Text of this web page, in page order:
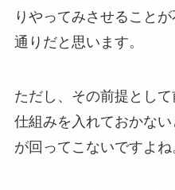
りやってみさせること
通りだと思います。
ただし、その前提とし
仕組みを入れておかな
が回ってこないですよね